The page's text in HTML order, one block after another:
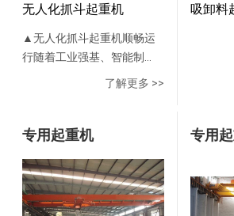
无人化抓斗起重机
▲无人化抓斗起重机顺畅运
行随着工业强基、智能制
造、绿色制造等重大工程的
大旗，承制了两台无人化抓
韶关钢铁厂25万吨转底炉项
目。该项目产品根据韶钢智
能制造战略要求，针对转底
了解更多 >>
吸卸料
专用起重机 专用